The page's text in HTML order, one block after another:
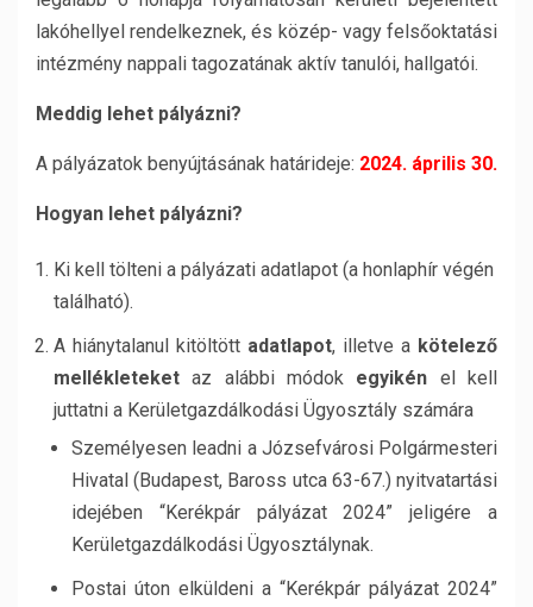
lakóhellyel rendelkeznek, és közép- vagy felsőoktatási
intézmény nappali tagozatának aktív tanulói, hallgatói.
Meddig lehet pályázni?
A pályázatok benyújtásának határideje: 2024. április 30.
Hogyan lehet pályázni?
Ki kell tölteni a pályázati adatlapot (a honlaphír végén
található).
A hiánytalanul kitöltött adatlapot, illetve a kötelező
mellékleteket az alábbi módok egyikén el kell
juttatni a Kerületgazdálkodási Ügyosztály számára
Személyesen leadni a Józsefvárosi Polgármesteri
Hivatal (Budapest, Baross utca 63-67.) nyitvatartási
idejében “Kerékpár pályázat 2024” jeligére a
Kerületgazdálkodási Ügyosztálynak.
Postai úton elküldeni a “Kerékpár pályázat 2024”